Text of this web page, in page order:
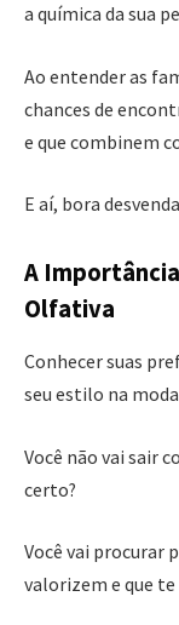
a química da sua
Ao entender as
chances de
e que combinem
E aí, bora
A
Olfativa
Conhecer suas
seu estilo na
Você não vai sair
certo?
Você vai procurar
valorizem e que